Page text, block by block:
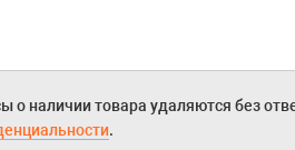
о наличии товара удаляются без
.